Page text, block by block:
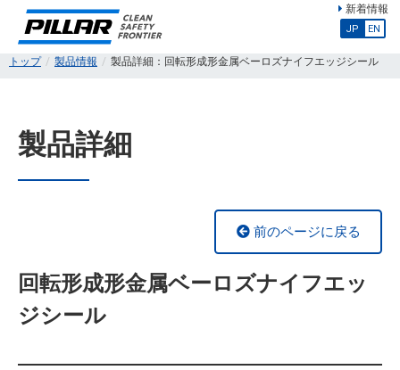
新着情報
JP EN
トップ 製品情報 製品詳細：回転形成形金属ベーロズナイフエッジシール
製品詳細
前のページに戻る
回転形成形金属ベーロズナイフエッ
ジシール